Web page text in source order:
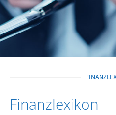
Finanzlexikon